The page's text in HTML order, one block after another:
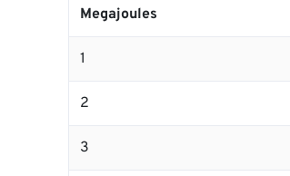
Megajoules
1
2
3